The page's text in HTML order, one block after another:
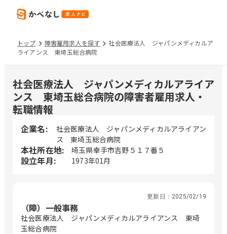
トップ 障害雇用求人を探す
社会医療法人 ジャパンメディカルア
ライアンス 東埼玉総合病院
社会医療法人 ジャパンメディカルアライア
ンス 東埼玉総合病院の障害者雇用求人・
転職情報
企業名:
社会医療法人 ジャパンメディカルアライアン
ス 東埼玉総合病院
本社所在地: 埼玉県幸手市吉野５１７番５
設立年月: 1973年01月
更新日： 2025/02/19
（障）一般事務
社会医療法人 ジャパンメディカルアライアンス 東埼
玉総合病院